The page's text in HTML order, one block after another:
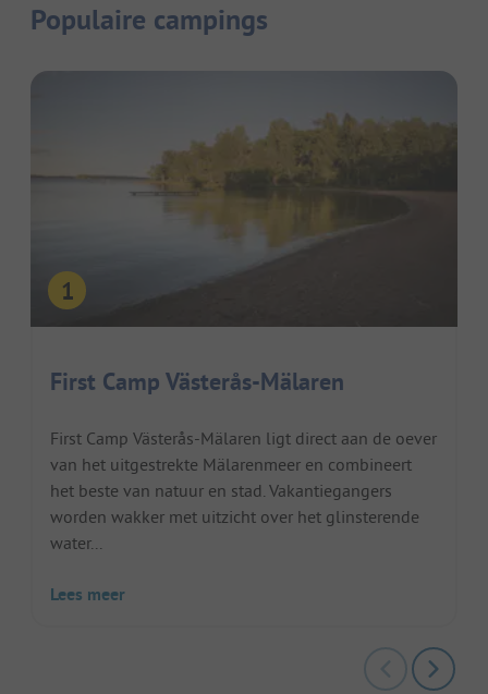
Populaire campings
First Camp Västerås-Mälaren
First Camp Västerås-Mälaren ligt direct aan de oever
van het uitgestrekte Mälarenmeer en combineert
het beste van natuur en stad. Vakantiegangers
worden wakker met uitzicht over het glinsterende
water...
Lees meer